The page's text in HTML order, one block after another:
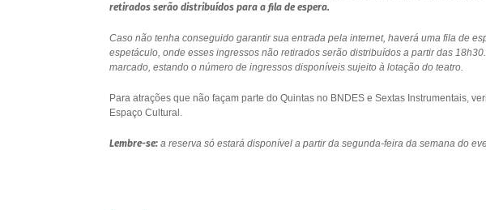
retirados serão distribuídos para a fila de espera.
Caso não tenha conseguido garantir sua entrada pela internet, haverá uma fila de
espetáculo, onde esses ingressos não retirados serão distribuídos a partir das
marcado, estando o número de ingressos disponíveis sujeito à lotação do teatro.
Para atrações que não façam parte do Quintas no BNDES e Sextas Instrumentais,
Espaço Cultural.
Lembre-se:a reserva só estará disponível a partir da segunda-feira da semana do